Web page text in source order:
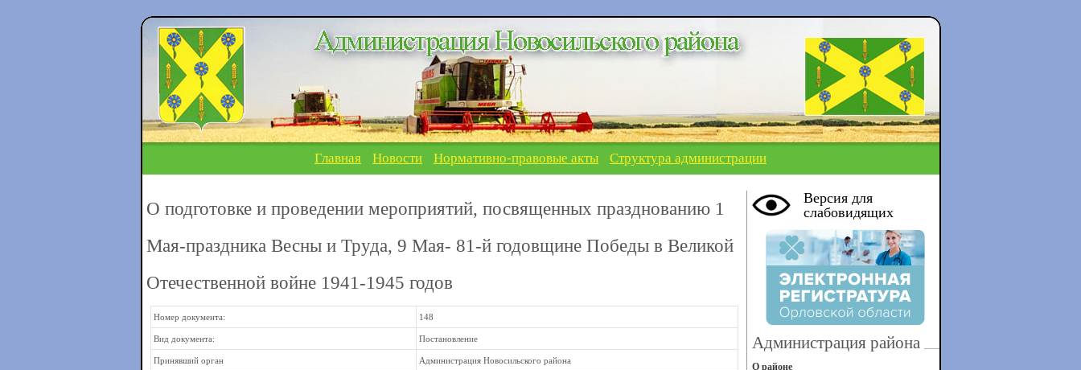
Главная Новости Нормативно-правовые акты Структура администрации
О подготовке и проведении мероприятий, посвященных празднованию 1
Мая-праздника Весны и Труда, 9 Мая- 81-й годовщине Победы в Великой
Отечественной войне 1941-1945 годов
Номер документа: 148
Вид документа: Постановление
Принявший орган Администрация Новосильского района
Версия для
слабовидящих
Администрация района
О районе